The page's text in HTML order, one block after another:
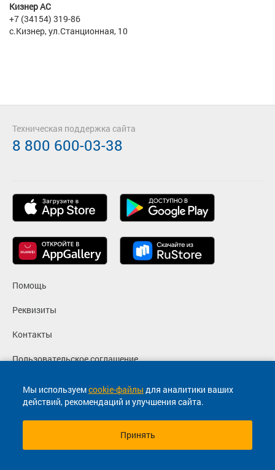
Кизнер АС
+7 (34154) 319-86
с.Кизнер, ул.Станционная, 10
Мы используемcookie-файлы для аналитики ваших
действий, рекомендаций и улучшения сайта.
Принять
Помощь
Реквизиты
Контакты
Пользовательское соглашение
Политика конфиденциальности
Согласие на маркетинговые сообщения
Техническая поддержка сайта
8 800 600-03-38
© 2013-2026, ООО "Капитал"- Онлайн сервис продажи